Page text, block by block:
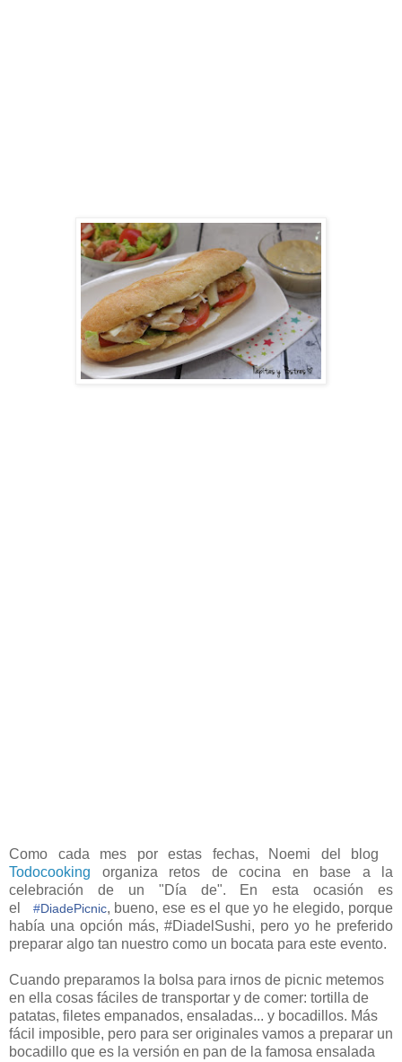
Como cada mes por estas fechas, Noemi del blog
Todocooking organiza retos de cocina en base a la
celebración de un "Día de". En esta ocasión es
el #‎DiadePicnic‬, bueno, ese es el que yo he elegido, porque
había una opción más, #DiadelSushi, pero yo he preferido
preparar algo tan nuestro como un bocata para este evento.
Cuando preparamos la bolsa para irnos de picnic metemos
en ella cosas fáciles de transportar y de comer: tortilla de
patatas, filetes empanados, ensaladas... y bocadillos. Más
fácil imposible, pero para ser originales vamos a preparar un
bocadillo que es la versión en pan de la famosa ensalada